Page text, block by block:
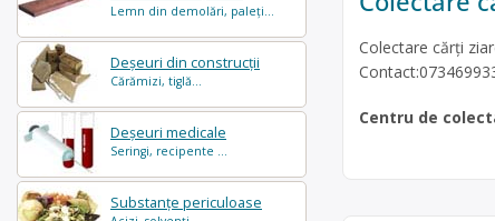
Lemn din demolări, paleți...
Deșeuri din construcții
Cărămizi, tiglă...
Deșeuri medicale
Seringi, recipente ...
Substanțe periculoase
Colectare cărți
Centru de